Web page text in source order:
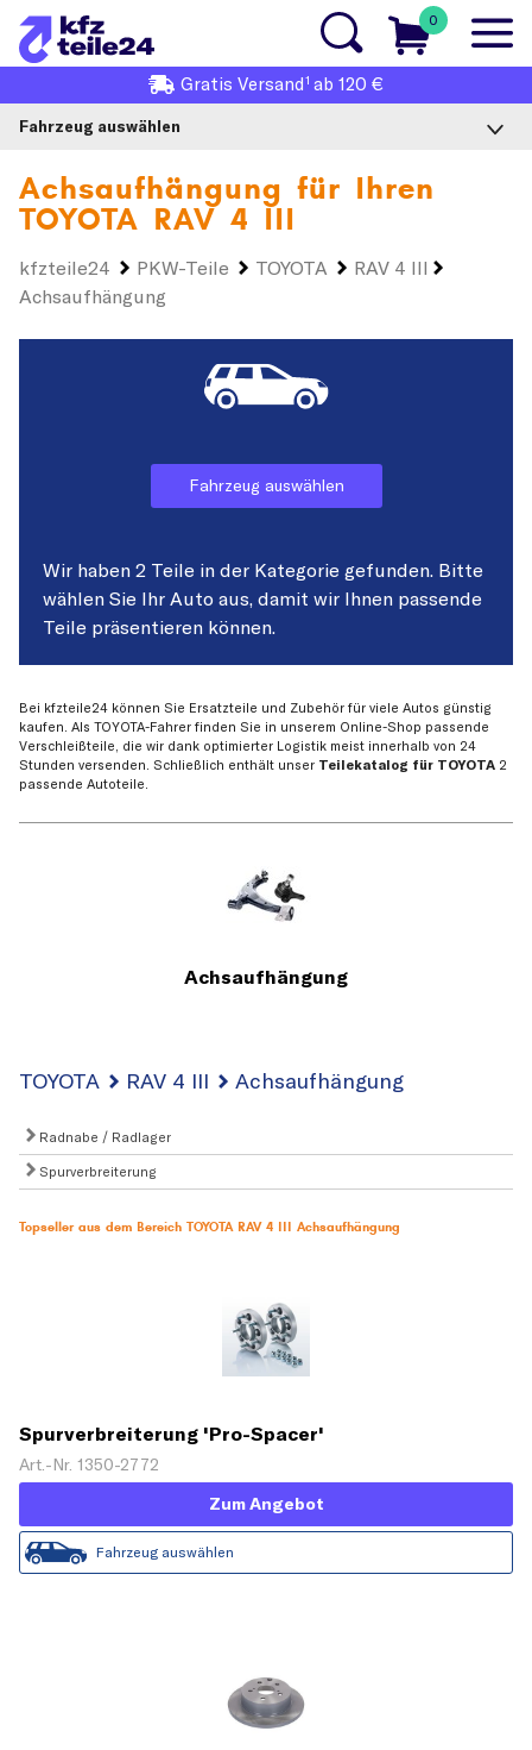
0
Gratis Versand1 ab 120 €
Fahrzeug auswählen
Achsaufhängung für Ihren
TOYOTA RAV 4 III
kfzteile24 PKW-Teile TOYOTA
RAV 4 III
Achsaufhängung
Fahrzeug auswählen
Wir haben 2 Teile in der Kategorie gefunden. Bitte
wählen Sie Ihr Auto aus, damit wir Ihnen passende
Teile präsentieren können.
Bei kfzteile24 können Sie Ersatzteile und Zubehör für viele Autos günstig
kaufen. Als TOYOTA-Fahrer finden Sie in unserem Online-Shop passende
Verschleißteile, die wir dank optimierter Logistik meist innerhalb von 24
Stunden versenden. Schließlich enthält unser Teilekatalog für TOYOTA 2
passende Autoteile.
Achsaufhängung
TOYOTA RAV 4 III Achsaufhängung
Radnabe / Radlager
Spurverbreiterung
Topseller aus dem Bereich TOYOTA RAV 4 III Achsaufhängung
Spurverbreiterung 'Pro-Spacer'
Art.-Nr. 1350-2772
Zum Angebot
Fahrzeug auswählen